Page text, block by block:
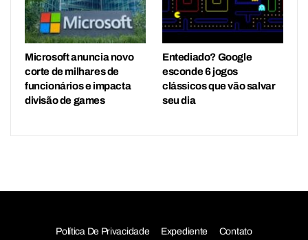
Microsoft anuncia novo
corte de milhares de
funcionários e impacta
divisão de games
Entediado? Google
esconde 6 jogos
clássicos que vão salvar
seu dia
Política De Privacidade Expediente Contato